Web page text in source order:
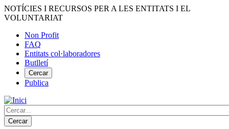
Vés
al
NOTÍCIES I RECURSOS PER A LES ENTITATS I EL
VOLUNTARIAT
Menú
del
compte
d'usuari
Non Profit
FAQ
Entitats col·laboradores
Butlletí
Cercar
Publica
Cerca